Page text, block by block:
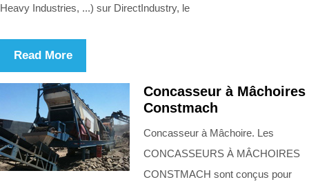
Heavy Industries, ...) sur DirectIndustry, le
Read More
Concasseur à Mâchoires
Constmach
Concasseur à Mâchoire. Les
CONCASSEURS À MÂCHOIRES
CONSTMACH sont conçus pour